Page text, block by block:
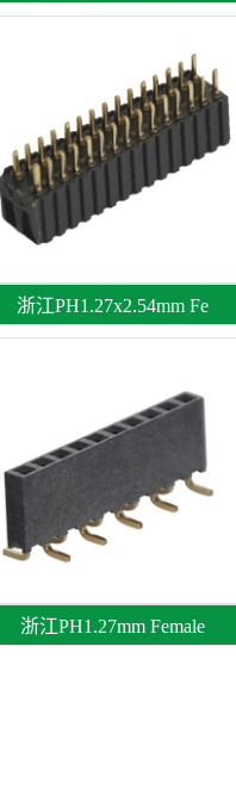
浙江PH1.27x2.54mm Fe
浙江PH1.27mm Female